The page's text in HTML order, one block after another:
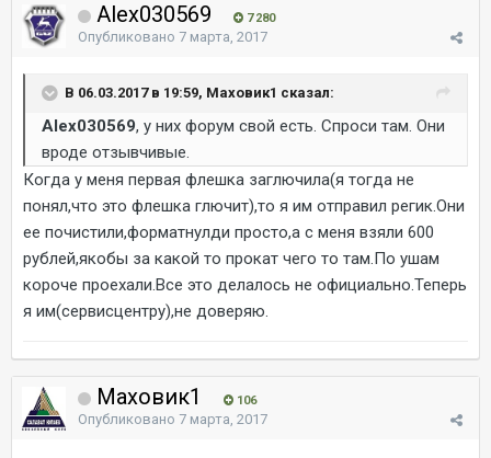
Alex030569 7 280
Опубликовано 7 марта, 2017
В 06.03.2017 в 19:59, Маховик1 сказал:
Alex030569, у них форум свой есть. Спроси там. Они
вроде отзывчивые.
Когда у меня первая флешка заглючила(я тогда не
понял,что это флешка глючит),то я им отправил регик.Они
ее почистили,форматнулди просто,а с меня взяли 600
рублей,якобы за какой то прокат чего то там.По ушам
короче проехали.Все это делалось не официально.Теперь
я им(сервисцентру),не доверяю.
Маховик1 106
Опубликовано 7 марта, 2017